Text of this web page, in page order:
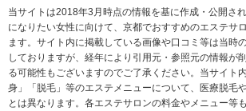
当サイトは2018年3月時点の情報を基に作成・公開さ
になりたい女性に向けて、京都でおすすめのエステサ
ます。サイト内に掲載している画像や口コミ等は当時
しておりますが、経年により引用元・参照元の情報が
る可能性もございますのでご了承ください。当サイト
身」「脱毛」等のエステメニューについて、医療脱毛
とは異なります。各エステサロンの料金やメニュー等